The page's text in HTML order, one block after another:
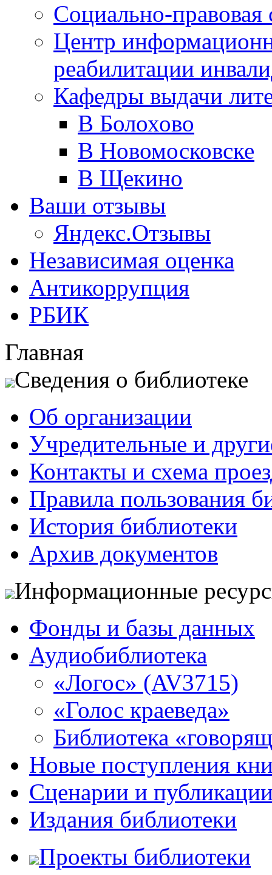
Социально-правовая
Центр
реабилитации
Кафедры выдачи
В Болохово
В Новомосковске
В Щекино
Ваши отзывы
Яндекс.Отзывы
Независимая оценка
Антикоррупция
РБИК
Главная
Сведения о библиотеке
Об организации
Учредительные и
Контакты и схема
Правила пользования
История библиотеки
Архив документов
Информационные
Фонды и базы данных
Аудиобиблиотека
«Логос» (AV3715)
«Голос краеведа»
Библиотека
Новые поступления
Сценарии и
Издания библиотеки
Проекты библиотеки